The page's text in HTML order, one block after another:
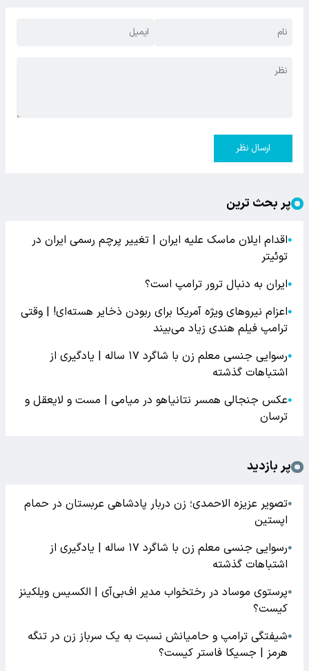
ارسال نظر
پر بحث ترین
●اقدام ایلان ماسک علیه ایران | تغییر پرچم رسمی ایران در
توئیتر
●ایران به دنبال ترور ترامپ است؟
●اعزام نیروهای ویژه آمریکا برای ربودن ذخایر هسته‌ای! | وقتی
ترامپ فیلم هندی زیاد می‌بیند
●
رسوایی جنسی معلم زن با شاگرد ۱۷ ساله | یادگیری از
اشتباهات گذشته
●عکس جنجالی همسر نتانیاهو در میامی | مست و لایعقل و
ترسان
پر بازدید
●تصویر عزیزه الاحمدی؛ زن دربار پادشاهی عربستان در حمام
اپستین
●
رسوایی جنسی معلم زن با شاگرد ۱۷ ساله | یادگیری از
اشتباهات گذشته
●پرستوی موساد در رختخواب مدیر اف‌بی‌آی | الکسیس ویلکینز
کیست؟
●شیفتگی ترامپ و حامیانش نسبت به یک سرباز زن در تنگه
هرمز | جسیکا فاستر کیست؟